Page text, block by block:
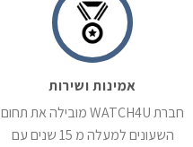
אמינות ושירות
חברת WATCH4U מובילה את תחום
השעונים למעלה מ 15 שנים עם